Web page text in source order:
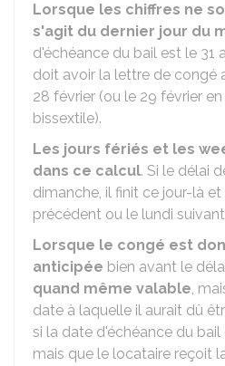
Lorsque les chiffres ne
s'agit du dernier jour du
d'échéance du bail est le 31
doit avoir la lettre de congé
28 février (ou le 29 février
bissextile).
Les jours fériés et les
dans ce calcul. Si le délai
dimanche, il finit ce jour-là
précédent ou le lundi
Lorsque le congé est
anticipée bien avant le
quand même valable,
date à laquelle il aurait dû
si la date d'échéance du
mais que le locataire reçoit